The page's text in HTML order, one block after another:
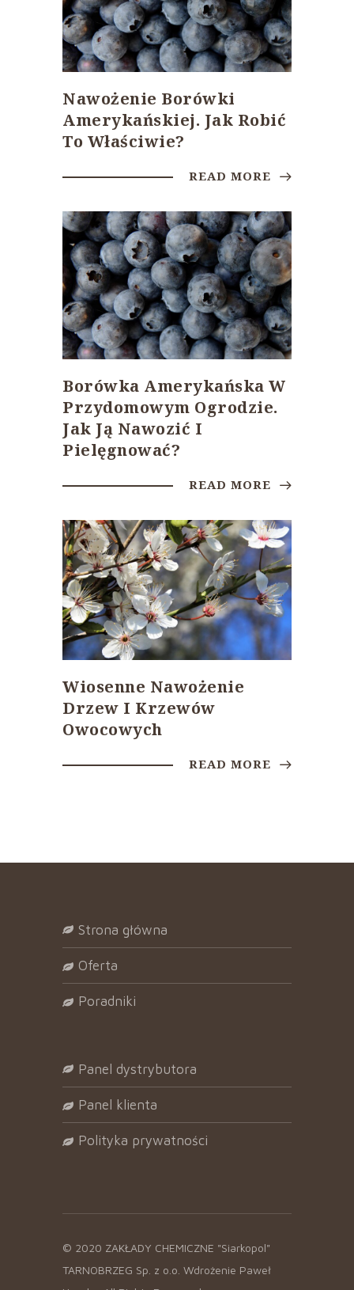
Nawożenie Borówki
Amerykańskiej. Jak Robić
To Właściwie?
READ MORE
Borówka Amerykańska W
Przydomowym Ogrodzie.
Jak Ją Nawozić I
Pielęgnować?
READ MORE
Wiosenne Nawożenie
Drzew I Krzewów
Owocowych
READ MORE
strona główna
oferta
poradniki
panel dystrybutora
panel klienta
polityka prywatności
© 2020 ZAKŁADY CHEMICZNE "Siarkopol"
TARNOBRZEG Sp. z o.o. Wdrożenie Paweł